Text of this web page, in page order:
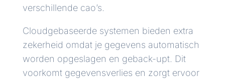
verschillende cao’s.
Cloudgebaseerde systemen bieden extra
zekerheid omdat je gegevens automatisch
worden opgeslagen en geback-upt. Dit
voorkomt gegevensverlies en zorgt ervoor